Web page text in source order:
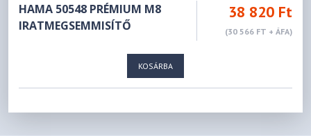
HAMA 50548 PRÉMIUM M8
IRATMEGSEMMISÍTŐ
38 820 Ft
(30 566 FT + ÁFA)
KOSÁRBA